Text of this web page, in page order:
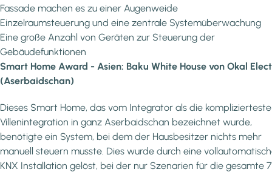
Fassade machen es zu einer Augenweide
Einzelraumsteuerung und eine zentrale Systemüberwachung
Eine große Anzahl von Geräten zur Steuerung der
Gebäudefunktionen
Smart Home Award - Asien: Baku White House von Okal
(Aserbaidschan)
Dieses Smart Home, das vom Integrator als die komplizierteste
Villenintegration in ganz Aserbaidschan bezeichnet wurde,
benötigte ein System, bei dem der Hausbesitzer nichts mehr
manuell steuern musste. Dies wurde durch eine
KNX Installation gelöst, bei der nur Szenarien für die gesamte